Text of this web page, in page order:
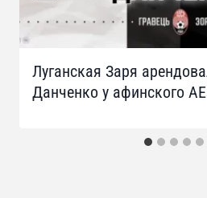
Луганская Заря
Данченко у афинского